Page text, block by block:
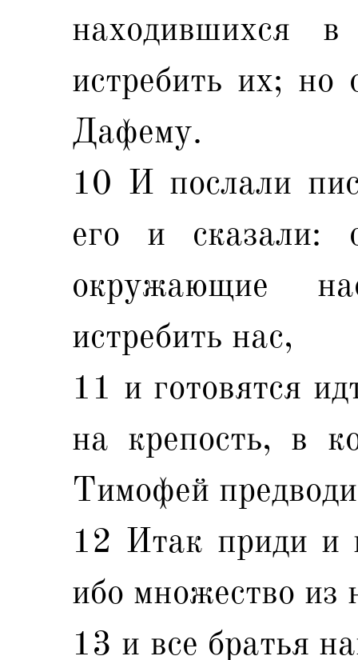
находившихся
истребить их; но
Дафему.
10 И послали
его и сказали:
окружающие
истребить нас,
11 и готовятся
на крепость, в
Тимофей
12 Итак приди и
ибо множество из
13 и все братья